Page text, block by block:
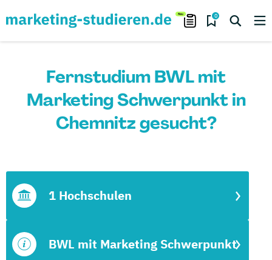
0
Fernstudium BWL mit
Marketing Schwerpunkt in
Chemnitz gesucht?
BWL mit Marketing Schwerpunkt
1 Hochschulen